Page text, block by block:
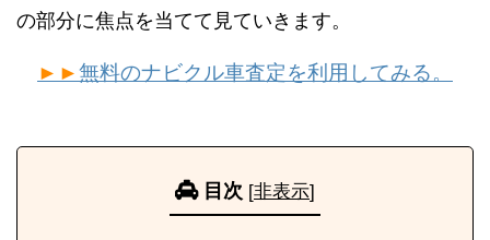
の部分に焦点を当てて見ていきます。
►►無料のナビクル車査定を利用してみる。
目次 [非表示]